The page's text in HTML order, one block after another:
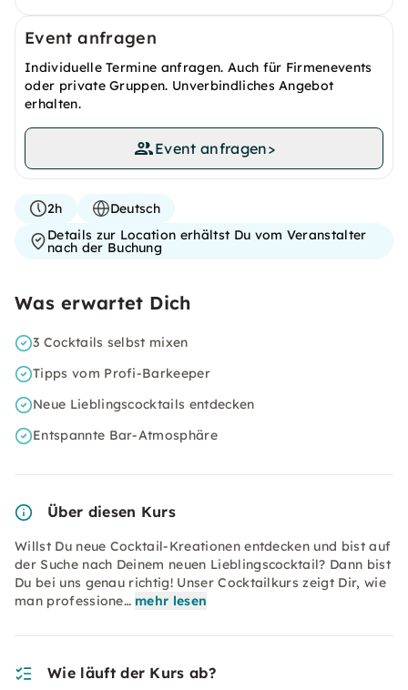
Event anfragen
Individuelle Termine anfragen. Auch für Firmenevents
oder private Gruppen. Unverbindliches Angebot
erhalten.
Event anfragen>
2h
Deutsch
Details zur Location erhältst Du vom Veranstalter
nach der Buchung
Was erwartet Dich
3 Cocktails selbst mixen
Tipps vom Profi-Barkeeper
Neue Lieblingscocktails entdecken
Entspannte Bar-Atmosphäre
Über diesen Kurs
Willst Du neue Cocktail-Kreationen entdecken und bist auf
der Suche nach Deinem neuen Lieblingscocktail? Dann bist
Du bei uns genau richtig! Unser Cocktailkurs zeigt Dir, wie
man professione… mehr lesen
Wie läuft der Kurs ab?